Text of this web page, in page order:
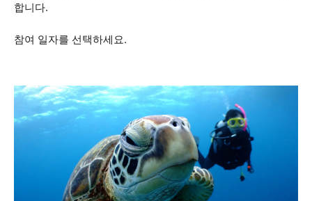
합니다.
참여 일자를 선택하세요.